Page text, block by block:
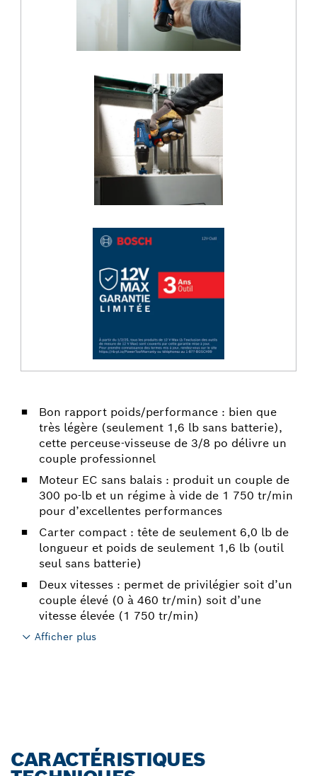
Bon rapport poids/performance : bien que
très légère (seulement 1,6 lb sans batterie),
cette perceuse-visseuse de 3/8 po délivre un
couple professionnel
Moteur EC sans balais : produit un couple de
300 po-lb et un régime à vide de 1 750 tr/min
pour d’excellentes performances
Carter compact : tête de seulement 6,0 lb de
longueur et poids de seulement 1,6 lb (outil
seul sans batterie)
Deux vitesses : permet de privilégier soit d’un
couple élevé (0 à 460 tr/min) soit d’une
vitesse élevée (1 750 tr/min)
Afficher plus
CARACTÉRISTIQUES